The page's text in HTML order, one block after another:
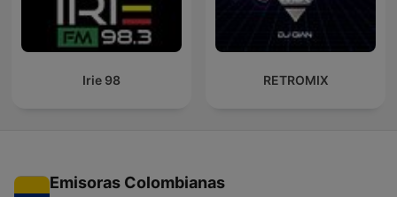
Irie 98 RETROMIX
Emisoras Colombianas